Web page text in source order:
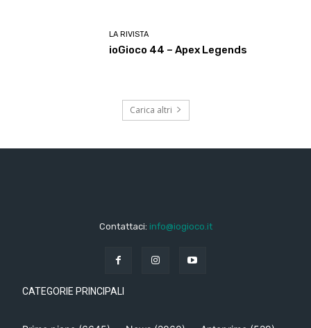
LA RIVISTA
ioGioco 44 – Apex Legends
Carica altri
Contattaci: info@iogioco.it
CATEGORIE PRINCIPALI